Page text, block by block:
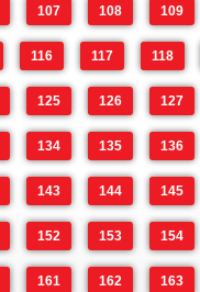
107 108 109
116 117 118
125 126 127
134 135 136
143 144 145
152 153 154
161 162 163